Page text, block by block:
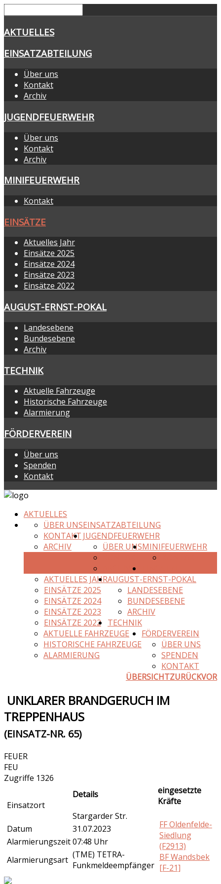
AKTUELLES
EINSATZABTEILUNG
Über uns
Kontakt
Archiv
JUGENDFEUERWEHR
Über uns
Kontakt
Archiv
MINIFEUERWEHR
Kontakt
EINSÄTZE
Aktuelles Jahr
Einsätze 2025
Einsätze 2024
Einsätze 2023
Einsätze 2022
AUGUST-ERNST-POKAL
Landesebene
Bundesebene
Archiv
TECHNIK
Aktuelle Fahrzeuge
Historische Fahrzeuge
Alarmierung
FÖRDERVEREIN
Über uns
Spenden
Kontakt
AKTUELLES
EINSATZABTEILUNG
ÜBER UNS
KONTAKT
ARCHIV
JUGENDFEUERWEHR
ÜBER UNSMINIFEUERWEHR
AKTUELLES JAHR
EINSÄTZE 2025
EINSÄTZE 2024
EINSÄTZE 2023
EINSÄTZE 2022
AUGUST-ERNST-POKAL
LANDESEBENE
BUNDESEBENE
ARCHIV
TECHNIK
AKTUELLE FAHRZEUGE
HISTORISCHE FAHRZEUGE
ALARMIERUNG
FÖRDERVEREIN
ÜBER UNS
SPENDEN
KONTAKT
ÜBERSICHTZURÜCKVOR
UNKLARER BRANDGERUCH IM
TREPPENHAUS
(EINSATZ-NR. 65)
FEUER
FEU
Zugriffe 1326
Einsatzort
Details
Stargarder Str.
Datum
31.07.2023
Alarmierungszeit07:48 Uhr
Alarmierungsart (TME) TETRA-
Funkmeldeempfänger
eingesetzte
Kräfte
FF Oldenfelde-
Siedlung
(F2913)
BF Wandsbek
[F-21]